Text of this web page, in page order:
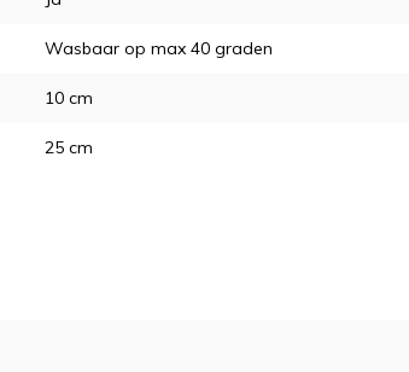
Wasbaar op max 40 graden
10 cm
25 cm